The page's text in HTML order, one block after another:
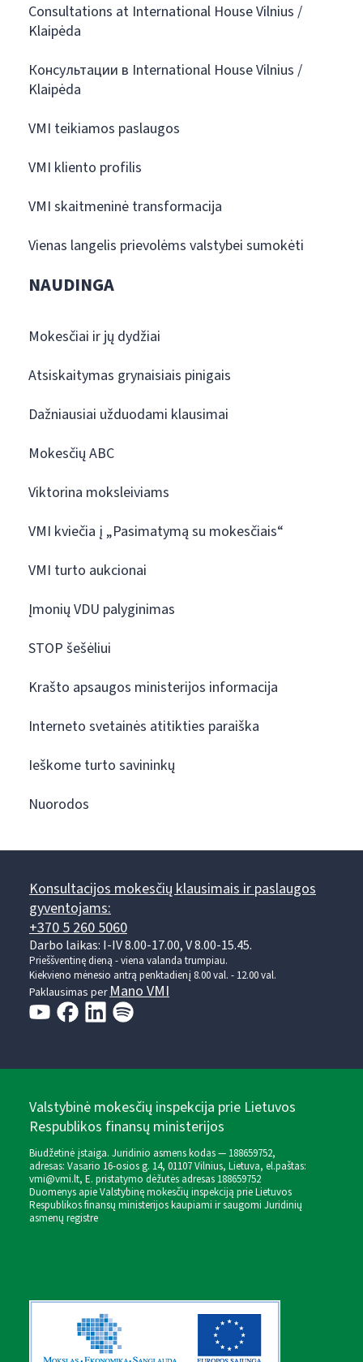
Consultations at International House Vilnius /
Klaipėda
Консультации в International House Vilnius /
Klaipėda
VMI teikiamos paslaugos
VMI kliento profilis
VMI skaitmeninė transformacija
Vienas langelis prievolėms valstybei sumokėti
NAUDINGA
Mokesčiai ir jų dydžiai
Atsiskaitymas grynaisiais pinigais
Dažniausiai užduodami klausimai
Mokesčių ABC
Viktorina moksleiviams
VMI kviečia į „Pasimatymą su mokesčiais“
VMI turto aukcionai
Įmonių VDU palyginimas
STOP šešėliui
Krašto apsaugos ministerijos informacija
Interneto svetainės atitikties paraiška
Ieškome turto savininkų
Nuorodos
Konsultacijos mokesčių klausimais ir paslaugos
gyventojams:
+370 5 260 5060
Darbo laikas: I-IV 8.00-17.00, V 8.00-15.45.
Prieššventinę dieną - viena valanda trumpiau.
Kiekvieno mėnesio antrą penktadienį 8.00 val. - 12.00 val.
Paklausimas per Mano VMI
Valstybinė mokesčių inspekcija prie Lietuvos
Respublikos finansų ministerijos
Biudžetinė įstaiga. Juridinio asmens kodas — 188659752,
adresas: Vasario 16-osios g. 14, 01107 Vilnius, Lietuva, el.paštas:
vmi@vmi.lt, E. pristatymo dėžutės adresas 188659752
Duomenys apie Valstybinę mokesčių inspekciją prie Lietuvos
Respublikos finansų ministerijos kaupiami ir saugomi Juridinių
asmenų registre